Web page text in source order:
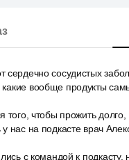
сердечно сосудистых
вообще продукты
того, чтобы прожить
нас на подкасте врач
с командой к